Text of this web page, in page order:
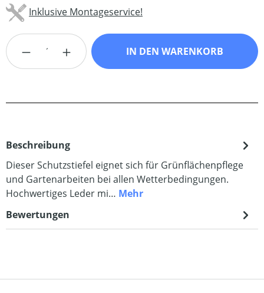
Inklusive Montageservice!
Produkt Anzahl: Gib den gewünschten
IN DEN WARENKORB
Beschreibung
Dieser Schutzstiefel eignet sich für Grünflächenpflege
und Gartenarbeiten bei allen Wetterbedingungen.
Hochwertiges Leder mi… Mehr
Bewertungen